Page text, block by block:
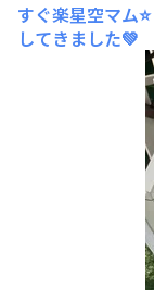
すぐ楽星空マム⭐️
してきました💚